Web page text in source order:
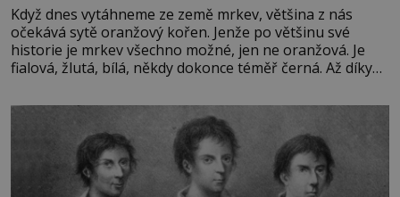
Když dnes vytáhneme ze země mrkev, většina z nás
očekává sytě oranžový kořen. Jenže po většinu své
historie je mrkev všechno možné, jen ne oranžová. Je
fialová, žlutá, bílá, někdy dokonce téměř černá. Až díky
bez které si českou zahradu ani nedokážeme představit.